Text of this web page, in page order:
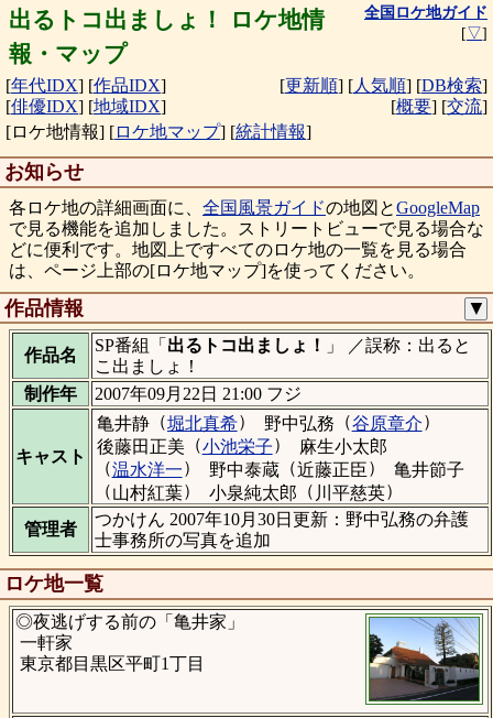
出るトコ出ましょ！ ロケ地情
報・マップ
全国ロケ地ガイド
[▽]
[年代IDX] [作品IDX]
[俳優IDX] [地域IDX]
[更新順] [人気順] [DB検索]
[概要] [交流]
[ロケ地情報] [ロケ地マップ] [統計情報]
お知らせ
各ロケ地の詳細画面に、 全国風景ガイドの地図とGoogleMap
で見る機能を追加しました。ストリートビューで見る場合な
どに便利です。地図上ですべてのロケ地の一覧を見る場合
は、ページ上部の[ロケ地マップ]を使ってください。
作品情報 ▼
作品名
SP番組「 出るトコ出ましょ！
」 ／誤称：出ると
こ出ましょ！
制作年
2007年09月22日 21:00 フジ
キャスト
亀井静（堀北真希） 野中弘務 （谷原章介）
後藤田正美 （小池栄子）
麻生小太郎
（温水洋一） 野中泰蔵（近藤正臣）
亀井節子
（山村紅葉） 小泉純太郎 （ 川平慈英）
管理者
つかけん 2007年10月30日更新：野中弘務の弁護
士事務所の写真を追加
ロケ地一覧
◎夜逃げする前の「亀井家」
一軒家
東京都目黒区平町1丁目